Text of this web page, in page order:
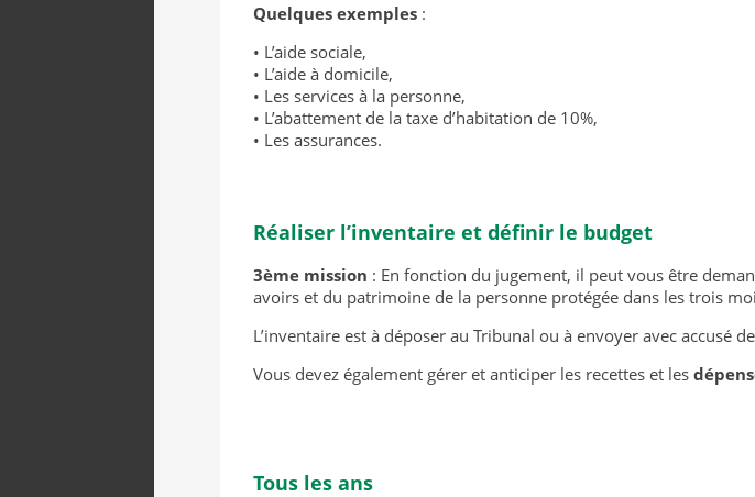
Quelques exemples :
• L’aide sociale,
• L’aide à domicile,
• Les services à la personne,
• L’abattement de la taxe d’habitation de 10%,
• Les assurances.
Réaliser l’inventaire et définir le budget
3ème mission : En fonction du jugement, il peut vous être
avoirs et du patrimoine de la personne protégée dans les trois
L’inventaire est à déposer au Tribunal ou à envoyer avec accusé
Vous devez également gérer et anticiper les recettes et les
Tous les ans